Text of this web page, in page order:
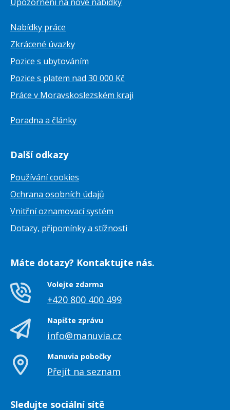
Nabídky práce
Zkrácené úvazky
Pozice s ubytováním
Pozice s platem nad 30 000 Kč
Práce v Moravskoslezském kraji
Poradna a články
Další odkazy
Používání cookies
Ochrana osobních údajů
Vnitřní oznamovací systém
Dotazy, připomínky a stížnosti
Máte dotazy? Kontaktujte nás.
Volejte zdarma
+420 800 400 499
Napište zprávu
info@manuvia.cz
Manuvia pobočky
Přejít na seznam
Sledujte sociální sítě